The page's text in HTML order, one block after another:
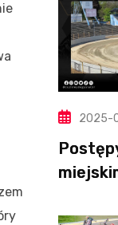
2025-